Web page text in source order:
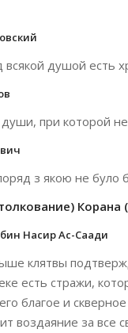
душой есть
при которой
з якою не було
Корана
Насир Ас-Саади
клятвы
есть стражи,
благое и
воздаяние за все